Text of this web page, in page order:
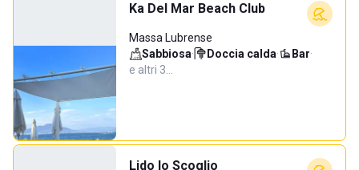
Ka Del Mar Beach Club
Massa Lubrense
Sabbiosa· Doccia calda· Bar·
e altri 3…
Lido lo Scoglio